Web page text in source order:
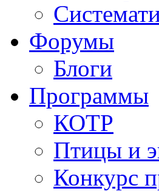
Форумы
Блоги
Программы
КОТР
Птицы и
Конкурс